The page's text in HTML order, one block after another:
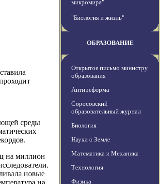
среды
на миллион
новые
микромира"
"Биология и жизнь"
ОБРАЗОВАНИЕ
Открытое письмо министру
образования
Антиреформа
Соросовский
образовательный журнал
Биология
Науки о Земле
Математика и Механика
Технология
Физика